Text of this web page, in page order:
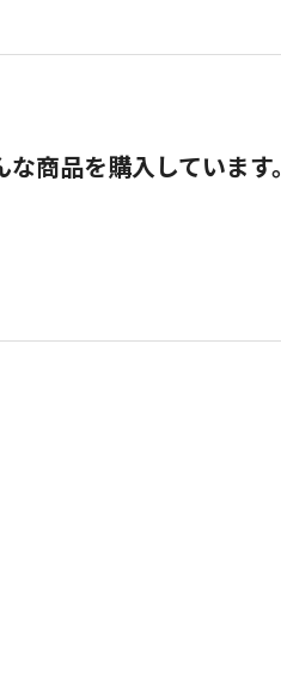
商品を購入しています。